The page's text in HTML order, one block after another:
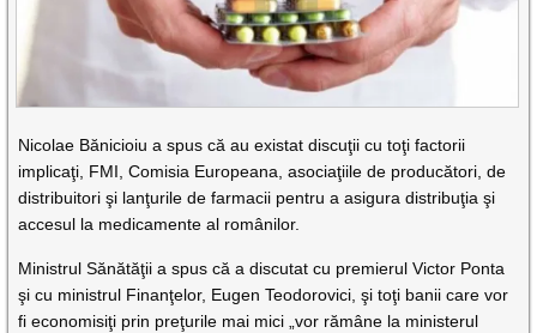
Nicolae Bănicioiu a spus că au existat discuţii cu toţi factorii
implicaţi, FMI, Comisia Europeana, asociaţiile de producători, de
distribuitori şi lanţurile de farmacii pentru a asigura distribuţia şi
accesul la medicamente al românilor.
Ministrul Sănătăţii a spus că a discutat cu premierul Victor Ponta
şi cu ministrul Finanţelor, Eugen Teodorovici, şi toţi banii care vor
fi economisiţi prin preţurile mai mici „vor rămâne la ministerul